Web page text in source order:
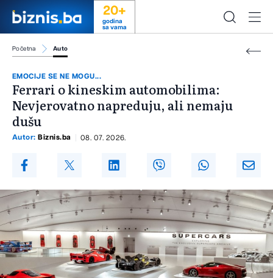
20+
godina
sa vama
Početna Auto
EMOCIJE SE NE MOGU...
Ferrari o kineskim automobilima:
Nevjerovatno napreduju, ali nemaju
dušu
Autor: Biznis.ba 08. 07. 2026.